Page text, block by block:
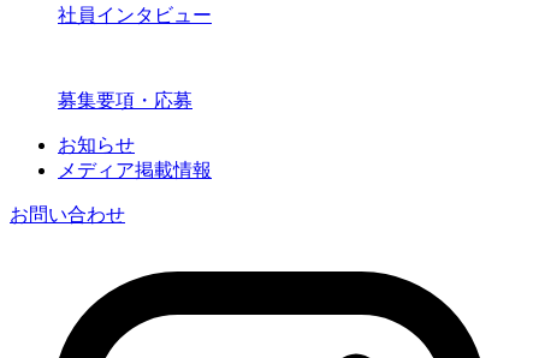
社員インタビュー
募集要項・応募
お知らせ
メディア掲載情報
お問い合わせ